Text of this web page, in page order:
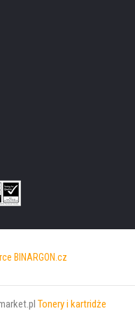
BINARGON.cz
Tonery i kartridże